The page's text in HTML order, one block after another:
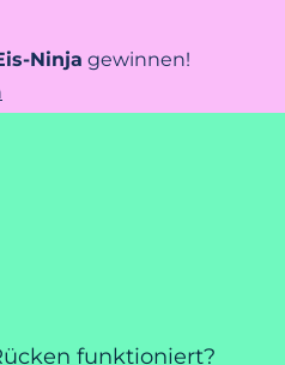
Ninja gewinnen!
funktioniert?